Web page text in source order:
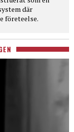
där
företeelse.